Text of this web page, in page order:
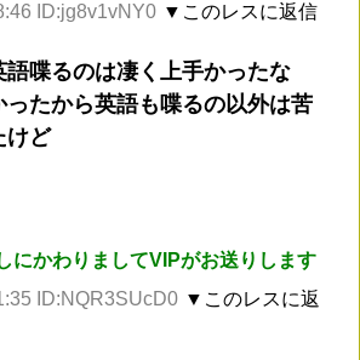
ID:jg8v1vNY0 ▼このレスに返信
喋るのは凄く上手かったな
ったから英語も喋るの以外は苦
けど
にかわりましてVIPがお送りします
ID:NQR3SUcD0 ▼このレスに返